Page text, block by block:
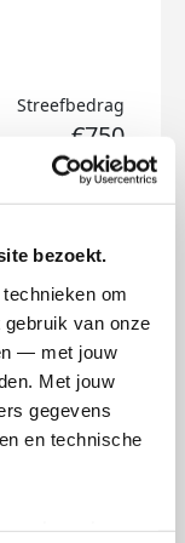
bezoekt.
om
van onze
— met jouw
Met jouw
gegevens
en technische
Streefbedrag
€750